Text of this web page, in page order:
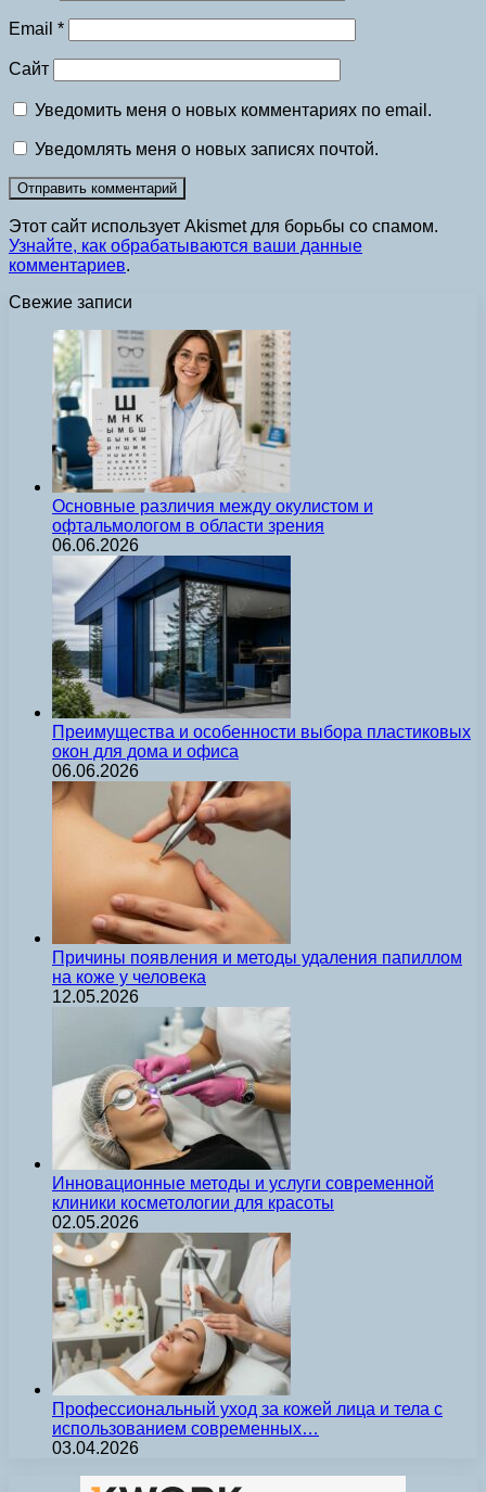
Email *
Сайт
Уведомить меня о новых комментариях по email.
Уведомлять меня о новых записях почтой.
Этот сайт использует Akismet для борьбы со спамом.
Узнайте, как обрабатываются ваши данные
комментариев.
Свежие записи
Основные различия между окулистом и
офтальмологом в области зрения
06.06.2026
Преимущества и особенности выбора пластиковых
окон для дома и офиса
06.06.2026
Причины появления и методы удаления папиллом
на коже у человека
12.05.2026
Инновационные методы и услуги современной
клиники косметологии для красоты
02.05.2026
Профессиональный уход за кожей лица и тела с
использованием современных…
03.04.2026